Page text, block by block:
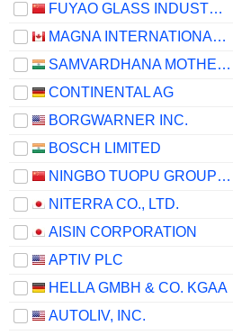
FUYAO GLASS INDUSTRY GROUP CO., LTD.
MAGNA INTERNATIONAL INC.
SAMVARDHANA MOTHERSON INTERNATIONAL LIMITED
CONTINENTAL AG
BORGWARNER INC.
BOSCH LIMITED
NINGBO TUOPU GROUP CO.,LTD.
NITERRA CO., LTD.
AISIN CORPORATION
APTIV PLC
HELLA GMBH & CO. KGAA
AUTOLIV, INC.